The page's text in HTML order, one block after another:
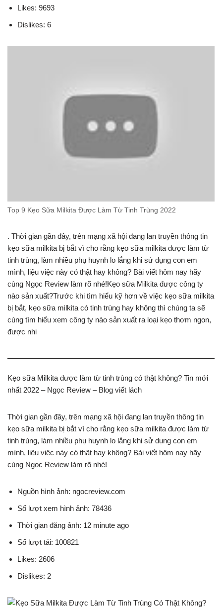
Likes: 9693
Dislikes: 6
Top 9 Kẹo Sữa Milkita Được Làm Từ Tinh Trùng 2022
. Thời gian gần đây, trên mạng xã hội đang lan truyền thông tin
kẹo sữa milkita bị bắt vì cho rằng kẹo sữa milkita được làm từ
tinh trùng, làm nhiều phụ huynh lo lắng khi sử dụng con em
mình, liệu việc này có thật hay không? Bài viết hôm nay hãy
cùng Ngọc Review làm rõ nhé!Kẹo sữa Milkita được công ty
nào sản xuất?Trước khi tìm hiểu kỹ hơn về việc kẹo sữa milkita
bị bắt, kẹo sữa milkita có tinh trùng hay không thì chúng ta sẽ
cùng tìm hiểu xem công ty nào sản xuất ra loại kẹo thơm ngon,
được nhi
Kẹo sữa Milkita được làm từ tinh trùng có thật không? Tin mới
nhất 2022 – Ngọc Review – Blog viết lách
Thời gian gần đây, trên mạng xã hội đang lan truyền thông tin
kẹo sữa milkita bị bắt vì cho rằng kẹo sữa milkita được làm từ
tinh trùng, làm nhiều phụ huynh lo lắng khi sử dụng con em
mình, liệu việc này có thật hay không? Bài viết hôm nay hãy
cùng Ngọc Review làm rõ nhé!
Nguồn hình ảnh: ngocreview.com
Số lượt xem hình ảnh: 78436
Thời gian đăng ảnh: 12 minute ago
Số lượt tải: 100821
Likes: 2606
Dislikes: 2